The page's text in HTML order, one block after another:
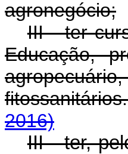
agronegócio;
III - ter
Educação,
2016)
III - ter,